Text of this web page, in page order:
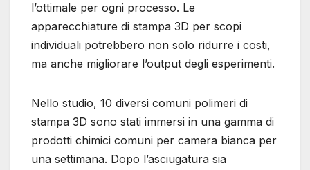
l’ottimale per ogni processo. Le
apparecchiature di stampa 3D per scopi
individuali potrebbero non solo ridurre i costi,
ma anche migliorare l’output degli esperimenti.
Nello studio, 10 diversi comuni polimeri di
stampa 3D sono stati immersi in una gamma di
prodotti chimici comuni per camera bianca per
una settimana. Dopo l’asciugatura sia